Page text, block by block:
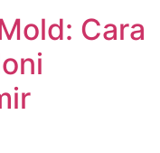
Cara